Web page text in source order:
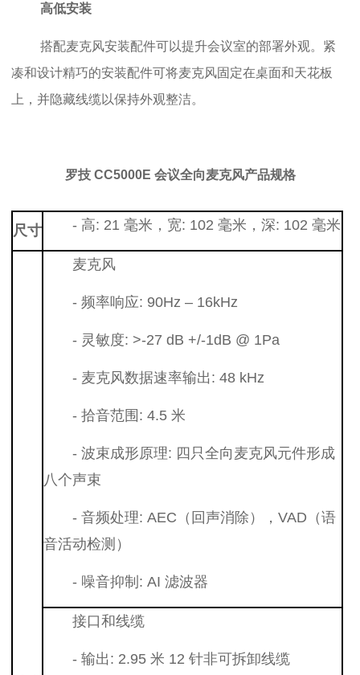
高低安装
搭配麦克风安装配件可以提升会议室的部署外观。紧
凑和设计精巧的安装配件可将麦克风固定在桌面和天花板
上，并隐藏线缆以保持外观整洁。
罗技 CC5000E 会议全向麦克风产品规格
尺寸 - 高: 21 毫米，宽: 102 毫米，深: 102 毫米
麦克风
- 频率响应: 90Hz – 16kHz
- 灵敏度: >-27 dB +/-1dB @ 1Pa
- 麦克风数据速率输出: 48 kHz
- 拾音范围: 4.5 米
- 波束成形原理: 四只全向麦克风元件形成
八个声束
- 音频处理: AEC（回声消除），VAD（语
音活动检测）
- 噪音抑制: AI 滤波器
接口和线缆
- 输出: 2.95 米 12 针非可拆卸线缆